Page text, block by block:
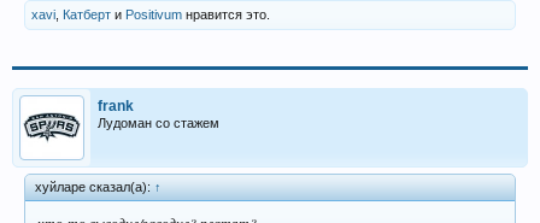
xavi Катберт и Positivum нравится это.
frank
Лудоман со стажем
хуйларе сказал(а): ↑